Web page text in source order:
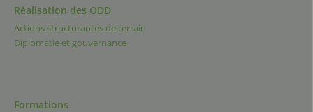
Réalisation des ODD
Actions structurantes de terrain
Diplomatie et gouvernance
Formations